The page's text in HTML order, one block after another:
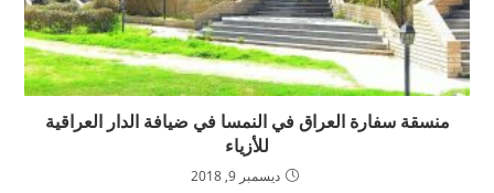
منسقة سفارة العراق في النمسا في ضيافة الدار العراقية
للأزياء
ديسمبر 9, 2018